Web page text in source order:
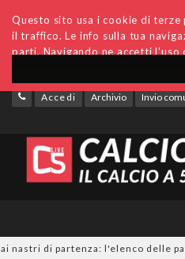
Questo sito usa i cookie di
il traffico. Le info sulla tua
parti. Navigando ne accetti l'uso
Accedi Archivio Invio
di partenza: l'elenco delle